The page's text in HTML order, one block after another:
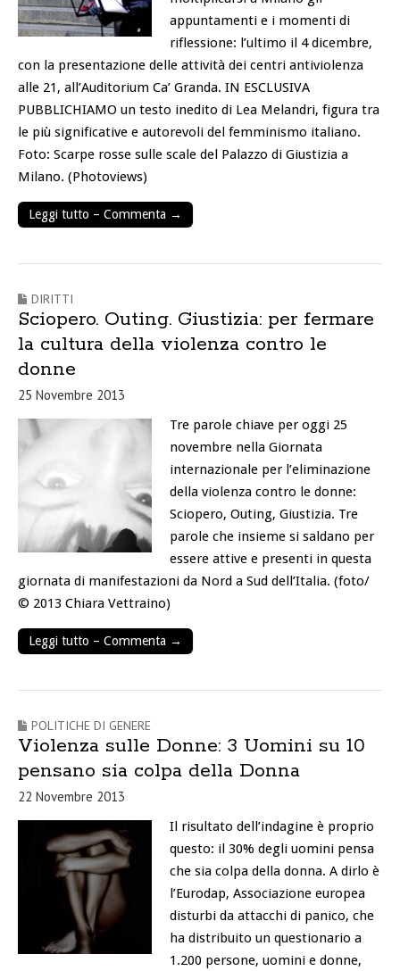
appuntamenti e i momenti di
riflessione: l’ultimo il 4 dicembre,
con la presentazione delle attività dei centri antiviolenza
alle 21, all’Auditorium Ca’ Granda. IN ESCLUSIVA
PUBBLICHIAMO un testo inedito di Lea Melandri, figura tra
le più significative e autorevoli del femminismo italiano.
Foto: Scarpe rosse sulle scale del Palazzo di Giustizia a
Milano. (Photoviews)
Leggi tutto – Commenta →
DIRITTI
Sciopero. Outing. Giustizia: per fermare
la cultura della violenza contro le
donne
25 Novembre 2013
Tre parole chiave per oggi 25
novembre nella Giornata
internazionale per l’eliminazione
della violenza contro le donne:
Sciopero, Outing, Giustizia. Tre
parole che insieme si saldano per
essere attive e presenti in questa
giornata di manifestazioni da Nord a Sud dell’Italia. (foto/
© 2013 Chiara Vettraino)
Leggi tutto – Commenta →
POLITICHE DI GENERE
Violenza sulle Donne: 3 Uomini su 10
pensano sia colpa della Donna
22 Novembre 2013
Il risultato dell’indagine è proprio
questo: il 30% degli uomini pensa
che sia colpa della donna. A dirlo è
l’Eurodap, Associazione europea
disturbi da attacchi di panico, che
ha distribuito un questionario a
1.200 persone, uomini e donne,